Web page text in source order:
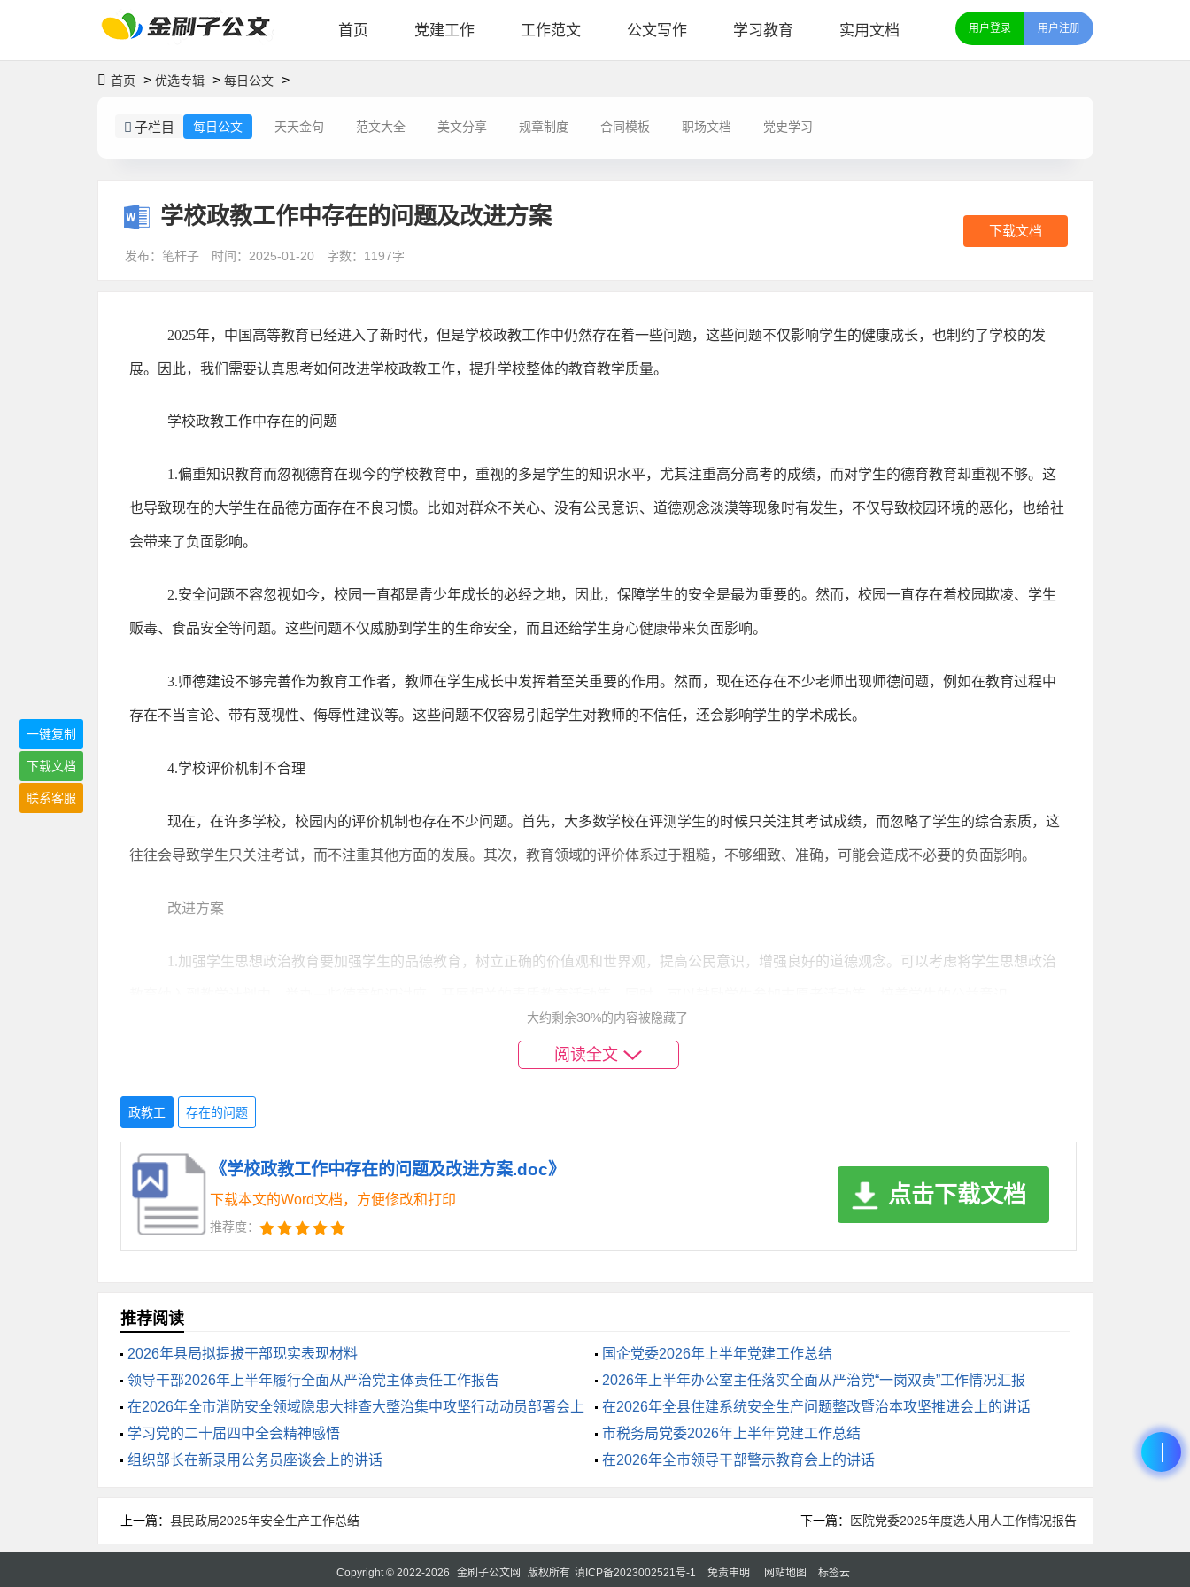
首页 党建工作 工作范文 公文写作 学习教育 实用文档 用户登录 用户注册
首页 > 优选专辑 > 每日公文 >
子栏目 每日公文 天天金句 范文大全 美文分享 规章制度 合同模板 职场文档 党史学习
学校政教工作中存在的问题及改进方案
发布：笔杆子 时间：2025-01-20 字数：1197字
下载文档
2025年，中国高等教育已经进入了新时代，但是学校政教工作中仍然存在着一些问题，这些问题不仅影响学生的健康成长，也制约了学校的发
展。因此，我们需要认真思考如何改进学校政教工作，提升学校整体的教育教学质量。
学校政教工作中存在的问题
1.偏重知识教育而忽视德育在现今的学校教育中，重视的多是学生的知识水平，尤其注重高分高考的成绩，而对学生的德育教育却重视不够。这
也导致现在的大学生在品德方面存在不良习惯。比如对群众不关心、没有公民意识、道德观念淡漠等现象时有发生，不仅导致校园环境的恶化，也给社
会带来了负面影响。
2.安全问题不容忽视如今，校园一直都是青少年成长的必经之地，因此，保障学生的安全是最为重要的。然而，校园一直存在着校园欺凌、学生
贩毒、食品安全等问题。这些问题不仅威胁到学生的生命安全，而且还给学生身心健康带来负面影响。
3.师德建设不够完善作为教育工作者，教师在学生成长中发挥着至关重要的作用。然而，现在还存在不少老师出现师德问题，例如在教育过程中
存在不当言论、带有蔑视性、侮辱性建议等。这些问题不仅容易引起学生对教师的不信任，还会影响学生的学术成长。
4.学校评价机制不合理
现在，在许多学校，校园内的评价机制也存在不少问题。首先，大多数学校在评测学生的时候只关注其考试成绩，而忽略了学生的综合素质，这
往往会导致学生只关注考试，而不注重其他方面的发展。其次，教育领域的评价体系过于粗糙，不够细致、准确，可能会造成不必要的负面影响。
改进方案
1.加强学生思想政治教育要加强学生的品德教育，树立正确的价值观和世界观，提高公民意识，增强良好的道德观念。可以考虑将学生思想政治
2.提高校园安全意识要在学校建立一套科学的安全管理制度，进行常规的校园安全检查，采取科学有效的安全措施，确保学校环境的安全。同
等工作。
3.加强教师师德建设要加强教师师德建设，规范教师的工作行为，提高教师的教学水平。可以要求教师在进入学校后必须接受教师师德培训，在
教学过程中加强师德教育，同时也可把学校等级考核与教师师德考核的结果挂钩。
4.改进评价机制
要改进评价机制，摒弃只看重学生考试成绩的做法，重视学生综合素质的发展。可以增加学生活动量，鼓励学生参与各种社会实践活动，扩展学
学水平，使大家都能在一个和谐进步的环境下良性发展。
大约剩余30%的内容被隐藏了
阅读全文
政教工 存在的问题
《学校政教工作中存在的问题及改进方案.doc》
下载本文的Word文档，方便修改和打印
推荐度：
点击下载文档
推荐阅读
2026年县局拟提拔干部现实表现材料
国企党委2026年上半年党建工作总结
领导干部2026年上半年履行全面从严治党主体责任工作报告
2026年上半年办公室主任落实全面从严治党“一岗双责”工作情况汇报
在2026年全市消防安全领域隐患大排查大整治集中攻坚行动动员部署会上
的讲话
在2026年全县住建系统安全生产问题整改暨治本攻坚推进会上的讲话
学习党的二十届四中全会精神感悟
市税务局党委2026年上半年党建工作总结
组织部长在新录用公务员座谈会上的讲话
在2026年全市领导干部警示教育会上的讲话
上一篇： 县民政局2025年安全生产工作总结 下一篇： 医院党委2025年度选人用人工作情况报告
一键复制
下载文档
联系客服
Copyright © 2022-2026 金刷子公文网 版权所有 滇ICP备2023002521号-1 免责申明 网站地图 标签云